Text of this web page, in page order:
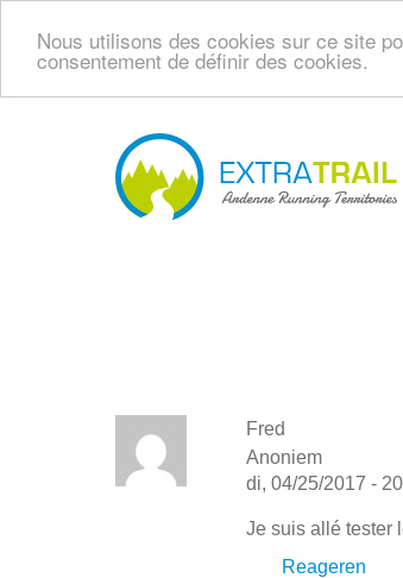
Nous utilisons des cookies sur ce site
consentement de définir des cookies.
Overslaan
Fred
Anoniem
di, 04/25/2017 -
Je suis allé tester
Reageren